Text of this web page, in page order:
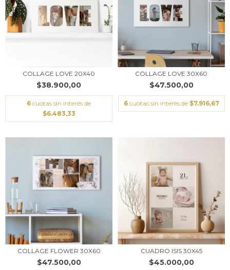
COLLAGE LOVE 20X40
$38.900,00
6 cuotas sin interés de
$6.483,33
COLLAGE LOVE 30X60
$47.500,00
6 cuotas sin interés de $7.916,67
COLLAGE FLOWER 30X60
$47.500,00
CUADRO ISIS 30X45
$45.000,00